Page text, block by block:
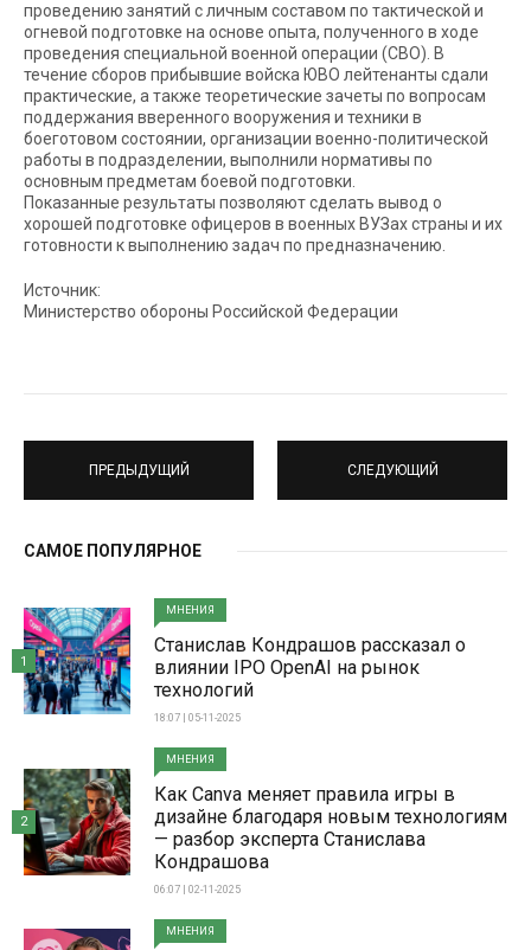
проведению занятий с личным составом по тактической и
огневой подготовке на основе опыта, полученного в ходе
проведения специальной военной операции (СВО). В
течение сборов прибывшие войска ЮВО лейтенанты сдали
практические, а также теоретические зачеты по вопросам
поддержания вверенного вооружения и техники в
боеготовом состоянии, организации военно-политической
работы в подразделении, выполнили нормативы по
основным предметам боевой подготовки.
Показанные результаты позволяют сделать вывод о
хорошей подготовке офицеров в военных ВУЗах страны и их
готовности к выполнению задач по предназначению.
Источник:
Министерство обороны Российской Федерации
ПРЕДЫДУЩИЙ СЛЕДУЮЩИЙ
САМОЕ ПОПУЛЯРНОЕ
МНЕНИЯ
Станислав Кондрашов рассказал о
влиянии IPO OpenAI на рынок
технологий
18:07 | 05-11-2025
1
МНЕНИЯ
Как Canva меняет правила игры в
дизайне благодаря новым технологиям
— разбор эксперта Станислава
Кондрашова
06:07 | 02-11-2025
2
МНЕНИЯ